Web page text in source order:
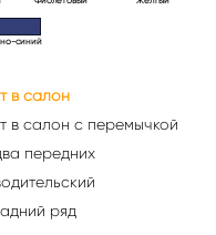
синий
в салон
в салон с перемычкой
передних
ряд